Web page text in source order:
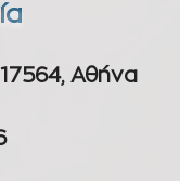
Αθήνα